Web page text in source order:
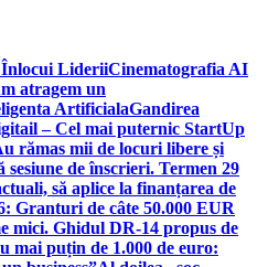
LideriiCinematografia AI
atragem un
ArtificialaGandirea
– Cel mai puternic StartUp
rămas mii de locuri libere și
sesiune de înscrieri. Termen 29
să aplice la finanțarea de
Granturi de câte 50.000 EUR
mici. Ghidul DR-14 propus de
mai puțin de 1.000 de euro: